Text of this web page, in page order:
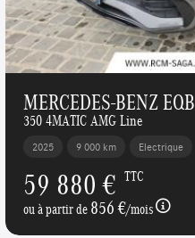
MERCEDES-BENZ EQB
350 4MATIC AMG Line
2025 9 000 km Electrique
59 880 € TTC
ou à partir de856 €/mois